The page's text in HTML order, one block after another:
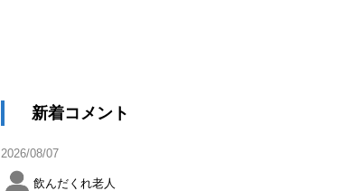
新着コメント
2026/08/07
飲んだくれ老人